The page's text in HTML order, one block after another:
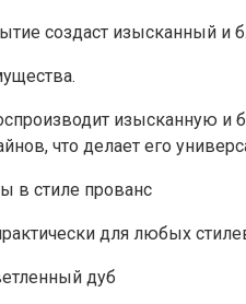
создаст изысканный и
изысканную и
что делает его
для любых